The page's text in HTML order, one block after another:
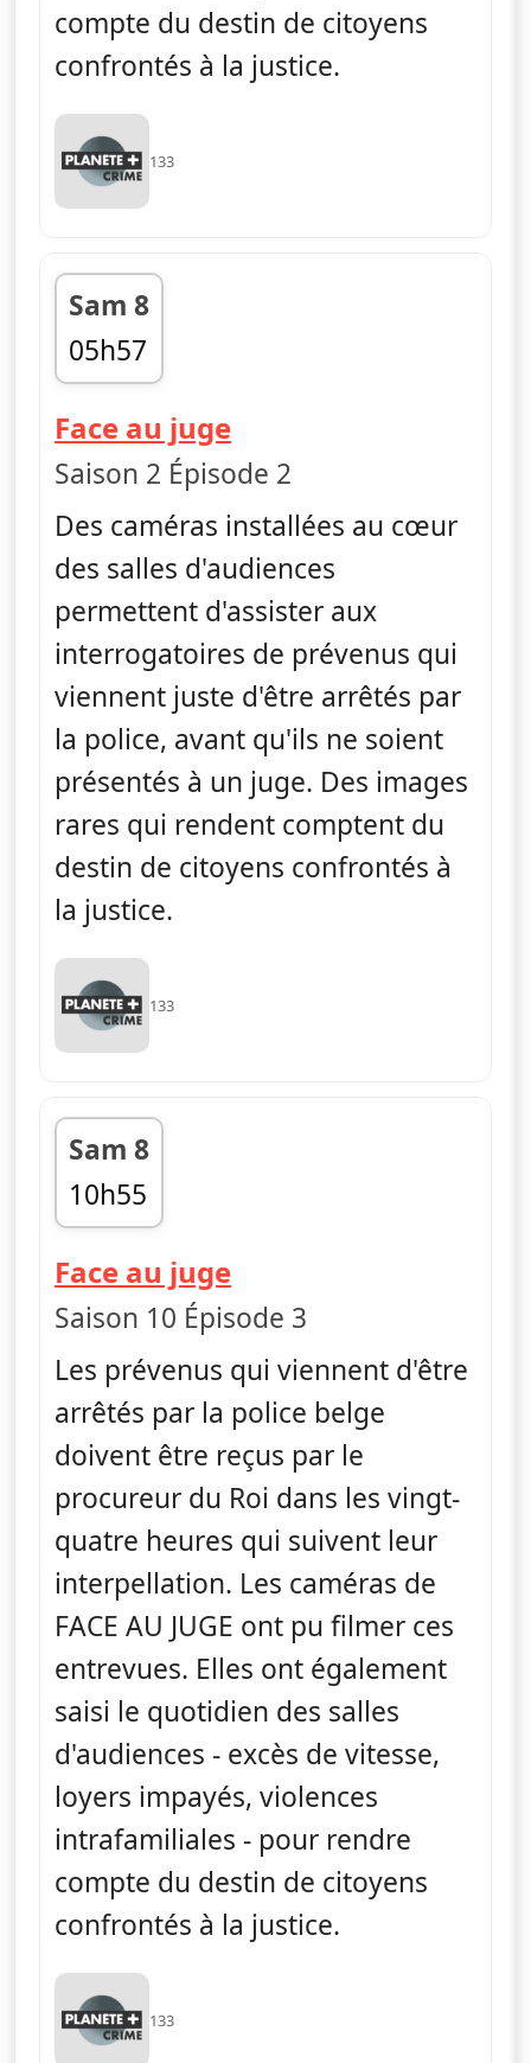
compte du destin de citoyens
confrontés à la justice.
133
Sam 8
05h57
fin 06h24
Face au juge— Face au juge
Saison 2 Épisode 2
Des caméras installées au cœur
des salles d'audiences
permettent d'assister aux
interrogatoires de prévenus qui
viennent juste d'être arrêtés par
la police, avant qu'ils ne soient
présentés à un juge. Des images
rares qui rendent comptent du
destin de citoyens confrontés à
la justice.
133
Sam 8
10h55
fin 11h42
Face au juge— Face au juge
Saison 10 Épisode 3
Les prévenus qui viennent d'être
arrêtés par la police belge
doivent être reçus par le
procureur du Roi dans les vingt-
quatre heures qui suivent leur
interpellation. Les caméras de
FACE AU JUGE ont pu filmer ces
entrevues. Elles ont également
saisi le quotidien des salles
d'audiences - excès de vitesse,
loyers impayés, violences
intrafamiliales - pour rendre
compte du destin de citoyens
confrontés à la justice.
133